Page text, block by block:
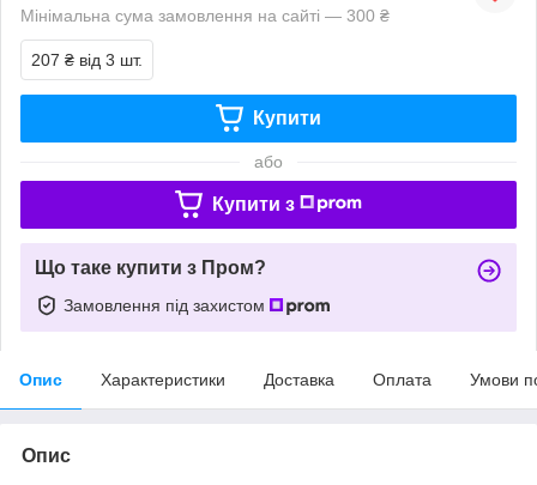
Мінімальна сума замовлення на сайті — 300 ₴
207 ₴ від 3 шт.
Купити
або
Купити з
Що таке купити з Пром?
Замовлення під захистом
Опис Характеристики Доставка Оплата Умови
Опис